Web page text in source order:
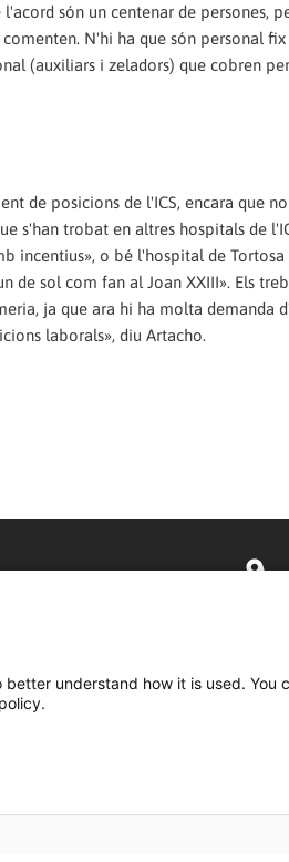
són un centenar de persones,
N'hi ha que són personal
(auxiliars i zeladors) que cobren
de posicions de l'ICS, encara que
s'han trobat en altres hospitals de
incentius», o bé l'hospital de
de sol com fan al Joan XXIII». Els
ja que ara hi ha molta demanda
laborals», diu Artacho.
understand how it is used.